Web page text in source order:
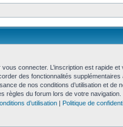
connecter. L’inscription est rapide
des fonctionnalités
de nos conditions d’utilisation et de
règles du forum lors de votre navigation.
d’utilisation| Politique de